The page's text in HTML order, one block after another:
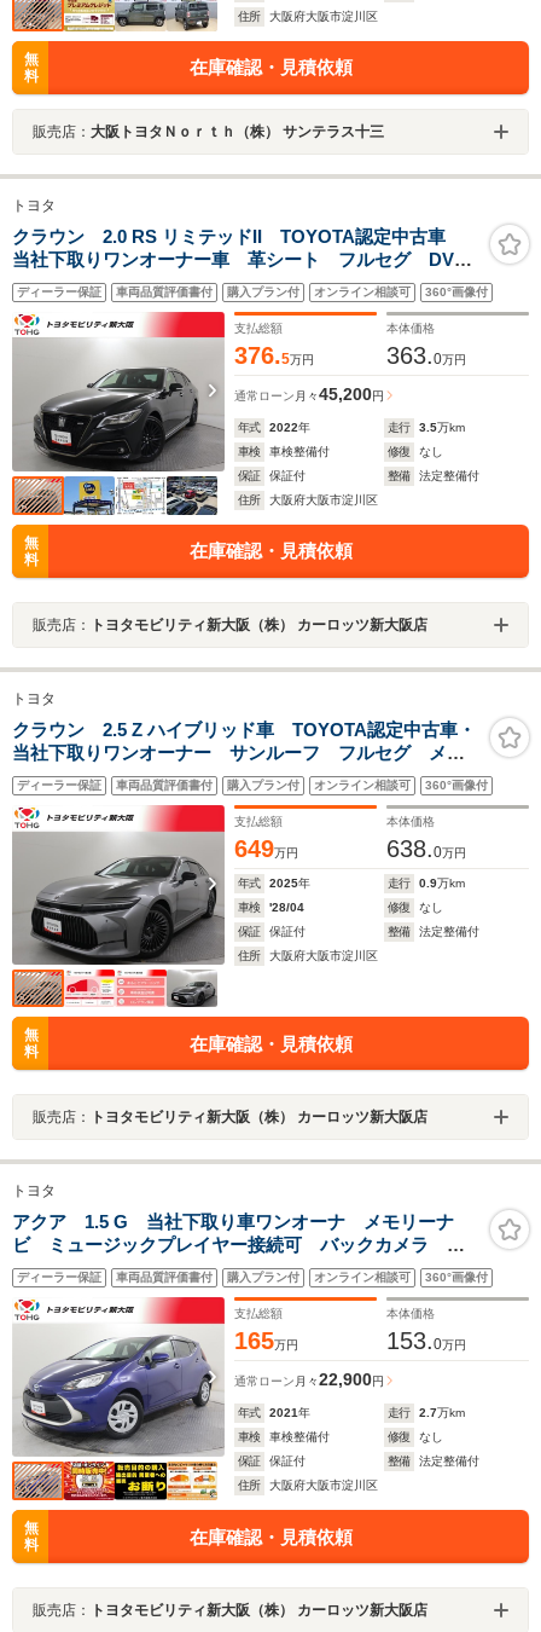
住所
大阪府大阪市淀川区
無
料
在庫確認・見積依頼
販売店： 大阪トヨタＮｏｒｔｈ（株） サンテラス十三
トヨタ
クラウン 2.0 RS リミテッドII TOYOTA認定中古車
当社下取りワンオーナー車 革シート フルセグ DVD
再生 ミュージックプレイヤー接続 バックカメラ 衝
突被害軽減システム ETC ドラレコ LEDヘッドラ
ン 記録簿
ディーラー保証 車両品質評価書付 購入プラン付 オンライン相談可 360°画像付
支払総額
376.5万円
本体価格
363.0万円
通常ローン 月々45,200円
年式 2022年 走行 3.5万km
車検
車検整備付 修復
なし
保証
保証付 整備
法定整備付
住所
大阪府大阪市淀川区
無
料
在庫確認・見積依頼
販売店： トヨタモビリティ新大阪（株） カーロッツ新大阪店
トヨタ
クラウン 2.5 Z ハイブリッド車 TOYOTA認定中古車・
当社下取りワンオーナー サンルーフ フルセグ メモ
リーナビ ミュージックプレイヤー接続可 バックカメ
ラ 衝突被害軽減システム ETC ドラレコ LEDヘッ
ドランプ
ディーラー保証 車両品質評価書付 購入プラン付 オンライン相談可 360°画像付
支払総額
649万円
本体価格
638.0万円
年式 2025年 走行 0.9万km
車検
'28/04 修復
なし
保証
保証付 整備
法定整備付
住所
大阪府大阪市淀川区
無
料
在庫確認・見積依頼
販売店： トヨタモビリティ新大阪（株） カーロッツ新大阪店
トヨタ
アクア 1.5 G 当社下取り車ワンオーナ メモリーナ
ビ ミュージックプレイヤー接続可 バックカメラ 衝
突被害軽減システム ETC ドラレコ LEDヘッドラン
プ 記録簿
ディーラー保証 車両品質評価書付 購入プラン付 オンライン相談可 360°画像付
支払総額
165万円
本体価格
153.0万円
通常ローン 月々22,900円
年式 2021年 走行 2.7万km
車検
車検整備付 修復
なし
保証
保証付 整備
法定整備付
住所
大阪府大阪市淀川区
無
料
在庫確認・見積依頼
販売店： トヨタモビリティ新大阪（株） カーロッツ新大阪店